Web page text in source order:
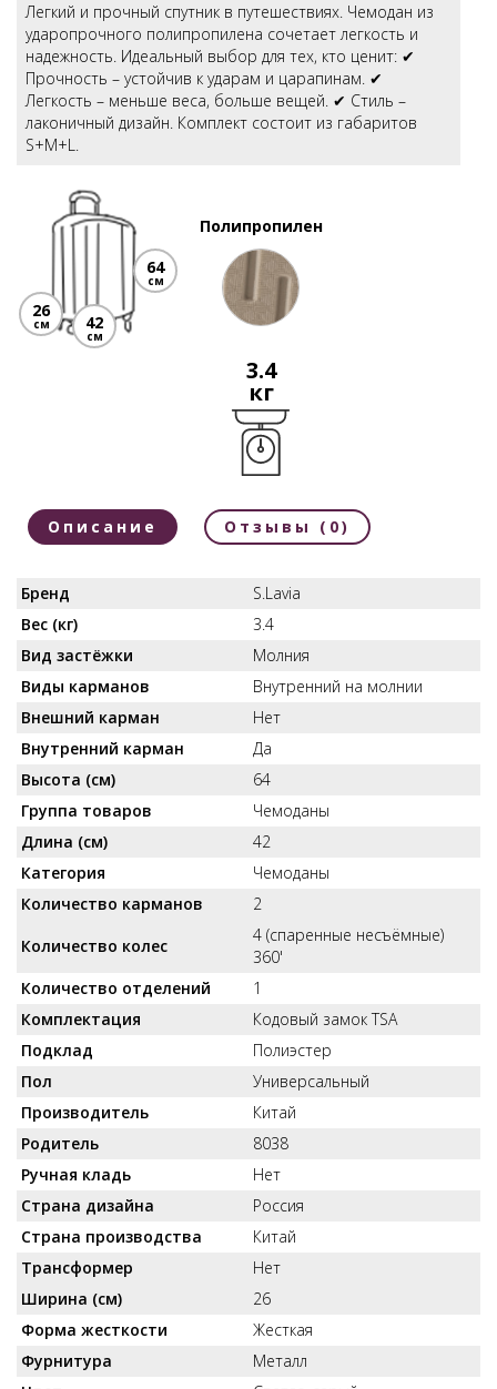
Легкий и прочный спутник в путешествиях. Чемодан из
ударопрочного полипропилена сочетает легкость и
надежность. Идеальный выбор для тех, кто ценит: ✔
Прочность – устойчив к ударам и царапинам. ✔
Легкость – меньше веса, больше вещей. ✔ Стиль –
лаконичный дизайн. Комплект состоит из габаритов
S+M+L.
26
см
64
см
42
см
Полипропилен
3.4
кг
Описание Отзывы (0)
Бренд
S.Lavia
Вес (кг)
3.4
Вид застёжки
Молния
Виды карманов
Внутренний на молнии
Внешний карман
Нет
Внутренний карман
Да
Высота (см)
64
Группа товаров
Чемоданы
Длина (см)
42
Категория
Чемоданы
Количество карманов
2
Количество колес
4 (спаренные несъёмные)
360'
Количество отделений
1
Комплектация
Кодовый замок TSA
Подклад
Полиэстер
Пол
Универсальный
Производитель
Китай
Родитель
8038
Ручная кладь
Нет
Страна дизайна
Россия
Страна производства
Китай
Трансформер
Нет
Ширина (см)
26
Форма жесткости
Жесткая
Фурнитура
Металл